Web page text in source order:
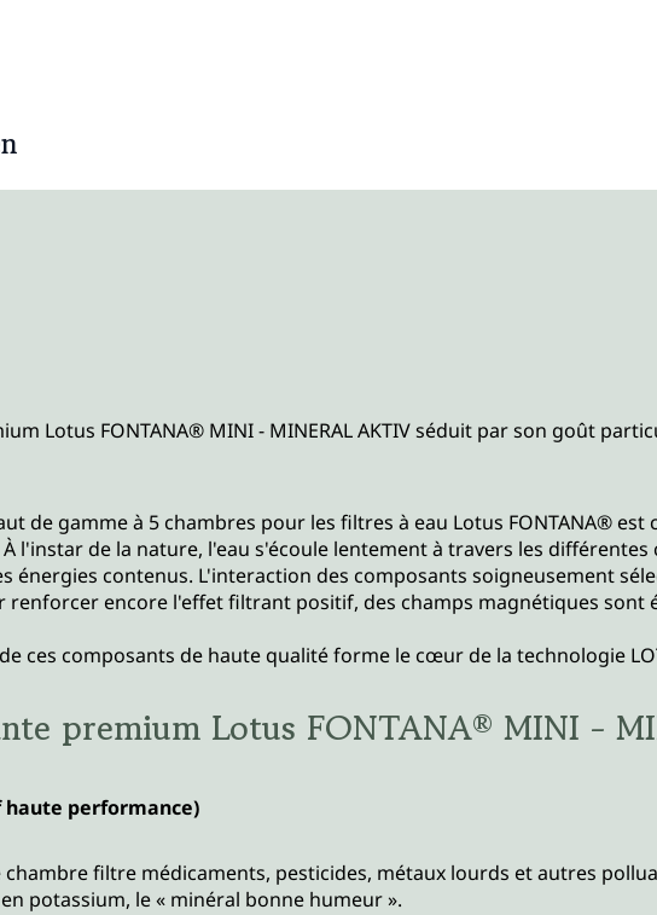
Lotus FONTANA® MINI - MINERAL AKTIV séduit par son goût
de gamme à 5 chambres pour les filtres à eau Lotus FONTANA®
l'instar de la nature, l'eau s'écoule lentement à travers les
énergies contenus. L'interaction des composants soigneusement
renforcer encore l'effet filtrant positif, des champs magnétiques
ces composants de haute qualité forme le cœur de la technologie
premium Lotus FONTANA® MINI -
haute performance)
filtre médicaments, pesticides, métaux lourds et autres
potassium, le « minéral bonne humeur ».